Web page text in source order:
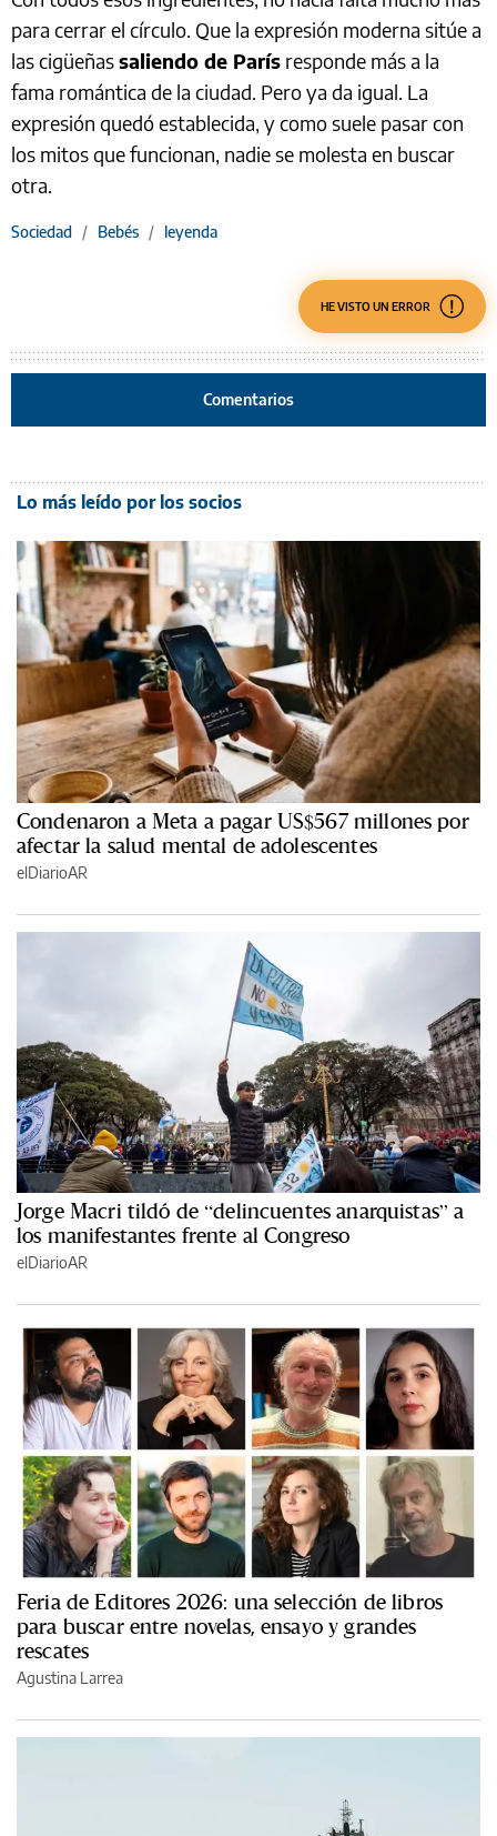
para cerrar el círculo. Que la expresión moderna sitúe a
las cigüeñassaliendo de París responde más a la
fama romántica de la ciudad. Pero ya da igual. La
expresión quedó establecida, y como suele pasar con
los mitos que funcionan, nadie se molesta en buscar
otra.
Sociedad / Bebés / leyenda
HE VISTO UN ERROR
Comentarios
Lo más leído por los socios
Condenaron a Meta a pagar US$567 millones por
afectar la salud mental de adolescentes
elDiarioAR
Jorge Macri tildó de “delincuentes anarquistas” a
los manifestantes frente al Congreso
elDiarioAR
Feria de Editores 2026: una selección de libros
para buscar entre novelas, ensayo y grandes
rescates
Agustina Larrea